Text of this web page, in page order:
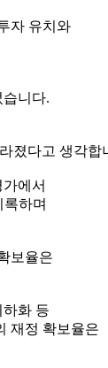
자 유치와
니다.
졌다고 생각
에서
하며
보율은
화 등
재정 확보율은